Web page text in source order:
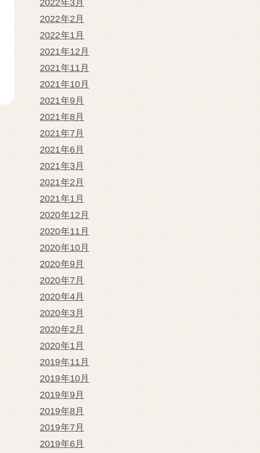
2022年3月
2022年2月
2022年1月
2021年12月
2021年11月
2021年10月
2021年9月
2021年8月
2021年7月
2021年6月
2021年3月
2021年2月
2021年1月
2020年12月
2020年11月
2020年10月
2020年9月
2020年7月
2020年4月
2020年3月
2020年2月
2020年1月
2019年11月
2019年10月
2019年9月
2019年8月
2019年7月
2019年6月